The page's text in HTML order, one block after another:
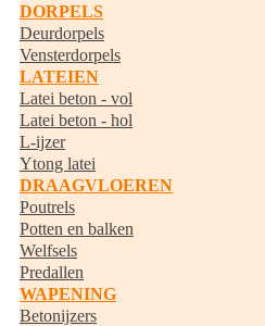
DORPELS
Deurdorpels
Vensterdorpels
LATEIEN
Latei beton - vol
Latei beton - hol
L-ijzer
Ytong latei
DRAAGVLOEREN
Poutrels
Potten en balken
Welfsels
Predallen
WAPENING
Betonijzers